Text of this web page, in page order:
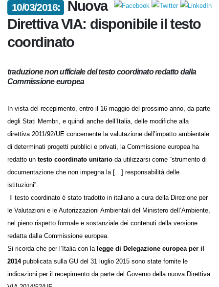
10/03/2016:
Nuova Direttiva VIA:
disponibile il testo coordinato
traduzione non ufficiale del testo coordinato redatto dalla
Commissione europea
In vista del recepimento, entro il 16 maggio del prossimo anno, da
parte degli Stati Membri, e quindi anche dell’Italia, delle modifiche alla
direttiva 2011/92/UE concernente la valutazione dell’impatto
ambientale di determinati progetti pubblici e privati, la Commissione
europea ha redatto untesto coordinato unitarioda utilizzarsi come
“strumento di documentazione che non impegna la […] responsabilità
delle istituzioni”.
Il testo coordinato è stato tradotto in italiano a cura della Direzione
per le Valutazioni e le Autorizzazioni Ambientali del Ministero
dell’Ambiente, nel pieno rispetto formale e sostanziale dei contenuti
della versione redatta dalla Commissione europea.
Si ricorda che per l’Italia con lalegge di Delegazione europea per il
2014pubblicata sulla GU del 31 luglio 2015 sono state fornite le
indicazioni per il recepimento da parte del Governo della nuova